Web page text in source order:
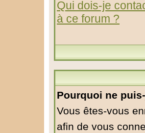
Qui dois-je
à ce forum ?
Pourquoi ne
Vous êtes-vous
afin de vous